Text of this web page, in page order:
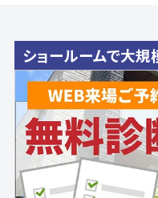
ショールームで大規